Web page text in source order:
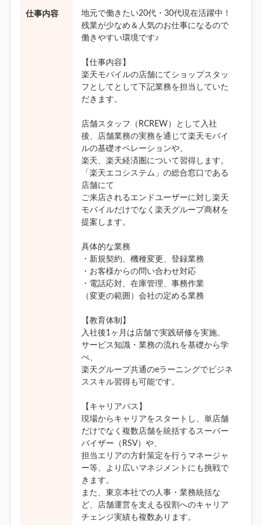
仕事内容
地元で働きたい20代・30代現在活躍中！
残業が少なめ＆人気のお仕事になるので
働きやすい環境です♪
【仕事内容】
楽天モバイルの店舗にてショップスタッ
フとしてとして下記業務を担当していた
だきます。
店舗スタッフ（RCREW）として入社
後、店舗業務の実務を通じて楽天モバイ
ルの基礎オペレーションや、
楽天、楽天経済圏について習得します。
「楽天エコシステム」の総合窓口である
店舗にて
ご来店されるエンドユーザーに対し楽天
モバイルだけでなく楽天グループ商材を
提案します。
具体的な業務
・新規契約、機種変更、登録業務
・お客様からの問い合わせ対応
・電話応対、在庫管理、事務作業
（変更の範囲）会社の定める業務
【教育体制】
入社後1ヶ月は店舗で実践研修を実施。
サービス知識・業務の流れを基礎から学
べ、
楽天グループ共通のeラーニングでビジネ
ススキル習得も可能です。
【キャリアパス】
現場からキャリアをスタートし、単店舗
だけでなく複数店舗を統括するスーパー
バイザー（RSV）や、
担当エリアの方針策定を行うマネージャ
ー等、より広いマネジメントにも挑戦で
きます。
また、東京本社での人事・業務統括な
ど、店舗運営を支える役割へのキャリア
チェンジ実績も複数あります。